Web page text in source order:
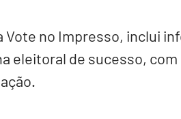
Vote no Impresso, inclui
eleitoral de sucesso,